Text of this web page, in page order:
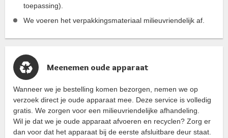
toepassing).
We voeren het verpakkingsmateriaal milieuvriendelijk af.
Meenemen oude apparaat
Wanneer we je bestelling komen bezorgen, nemen we op
verzoek direct je oude apparaat mee. Deze service is volledig
gratis. We zorgen voor een milieuvriendelijke afhandeling.
Wil je dat we je oude apparaat afvoeren en recyclen? Zorg er
dan voor dat het apparaat bij de eerste afsluitbare deur staat.